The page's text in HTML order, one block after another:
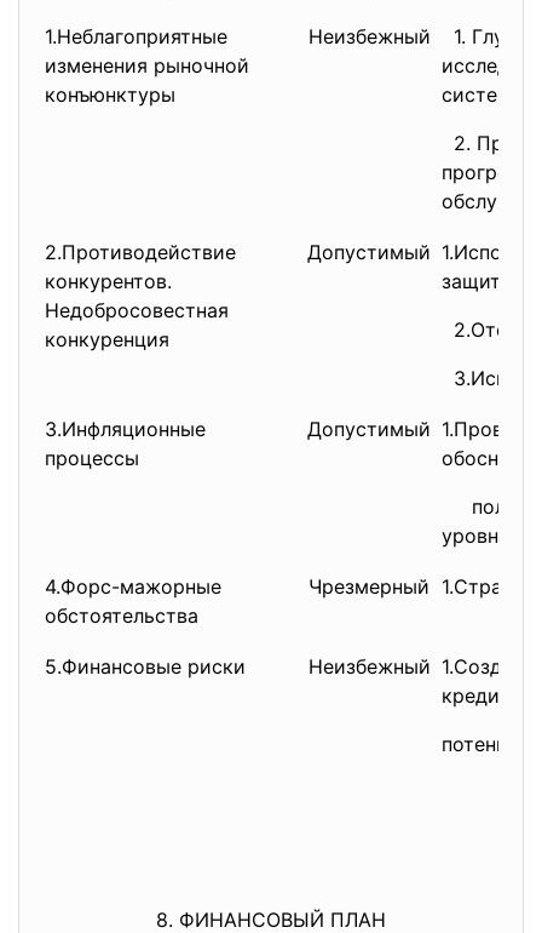
1.Неблагоприятные
изменения рыночной
конъюнктуры
Неизбежный
1.
2.
2.Противодействие
конкурентов.
Недобросовестная
конкуренция
Допустимый
защиты;
3.Инфляционные
процессы
Допустимый
уровня
4.Форс-мажорные
обстоятельства
Чрезмерный
5.Финансовые риски Неизбежный
8. ФИНАНСОВЫЙ ПЛАН